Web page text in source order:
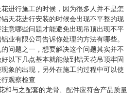
进行施工的时候，因为很多人并不是怎
天花进行安装的时候会出现不平整的现
意哪些问题才能避免出现吊顶出现不平
业有限公司告诉你处理的方法有哪些。
题之一，想要解决这个问题其实并不
以下几点基本就能做到铝天花吊顶牢固
象的出现，另外在施工的过程中可以使
观察检查
与之配套的龙骨、配件应符合产品质量